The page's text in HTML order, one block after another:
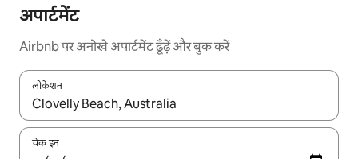
अपार्टमेंट
Airbnb पर अनोखे अपार्टमेंट ढूँढ़ें और बुक करें
लोकेशन
नतीजों के उपलब्ध होने पर, अप और डाउन 'ऐरो की' का इस्तेमाल करके नेविगेट
चेक इन